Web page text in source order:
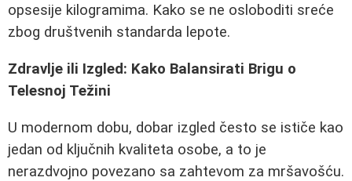
opsesije kilogramima. Kako se ne osloboditi sreće
zbog društvenih standarda lepote.
Zdravlje ili Izgled: Kako Balansirati Brigu o
Telesnoj Težini
U modernom dobu, dobar izgled često se ističe kao
jedan od ključnih kvaliteta osobe, a to je
nerazdvojno povezano sa zahtevom za mršavošću.